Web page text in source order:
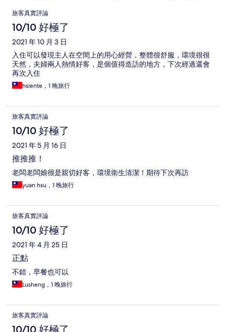
評
論
旅客真實評論
10/10 好極了
2021 年 10 月 3 日
入住可以發現主人在空間上的用心經營，整體很舒服，環境很很
天然，夫婦兩人熱情好客，是個值得造訪的地方，下次經過還會
再次入住
hsiente，1 晚旅行
旅客真實評論
10/10 好極了
2021 年 5 月 16 日
推推推！
老闆老闆娘很是親切好客，環境衛生清潔！期待下次再訪
yuan hsu，1 晚旅行
旅客真實評論
10/10 好極了
2021 年 4 月 25 日
正點
不錯，早餐也可以
Lusheng，1 晚旅行
旅客真實評論